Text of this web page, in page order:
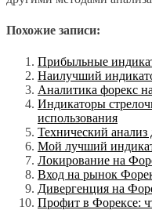
Похожие записи:
Прибыльные
Наилучший
Аналитика форекс
Индикаторы
использования
Технический
Мой лучший
Локирование на
Вход на рынок
Дивергенция на
Профит в Форексе: